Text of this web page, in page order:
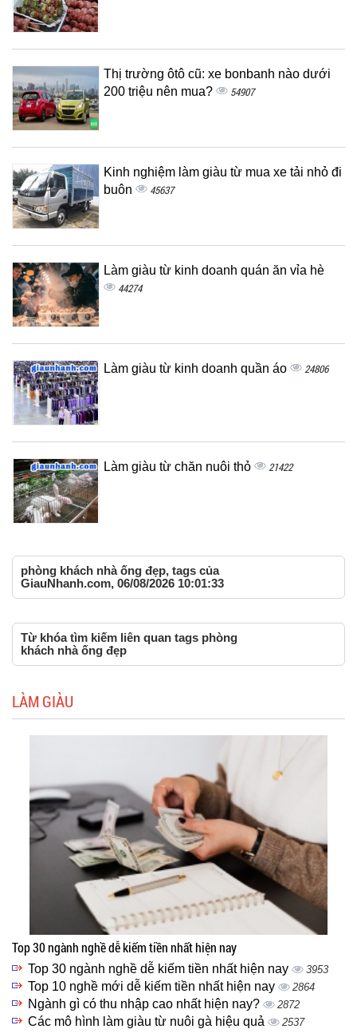
Thị trường ôtô cũ: xe bonbanh nào dưới
200 triệu nên mua?
54907
Kinh nghiệm làm giàu từ mua xe tải nhỏ đi
buôn
45637
Làm giàu từ kinh doanh quán ăn vỉa hè
44274
Làm giàu từ kinh doanh quần áo 24806
Làm giàu từ chăn nuôi thỏ 21422
phòng khách nhà ống đẹp, tags của
GiauNhanh.com, 06/08/2026 10:01:33
Từ khóa tìm kiếm liên quan tags phòng
khách nhà ống đẹp
LÀM GIÀU
Top 30 ngành nghề dễ kiếm tiền nhất hiện nay
Top 30 ngành nghề dễ kiếm tiền nhất hiện nay 3953
Top 10 nghề mới dễ kiếm tiền nhất hiện nay 2864
Ngành gì có thu nhập cao nhất hiện nay? 2872
Các mô hình làm giàu từ nuôi gà hiệu quả 2537